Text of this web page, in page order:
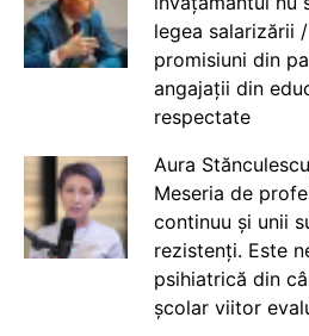
legea salarizării
promisiuni din
angajații din
respectate
Aura
Meseria de
continuu și unii
rezistenți. Este
psihiatrică din
școlar viitor